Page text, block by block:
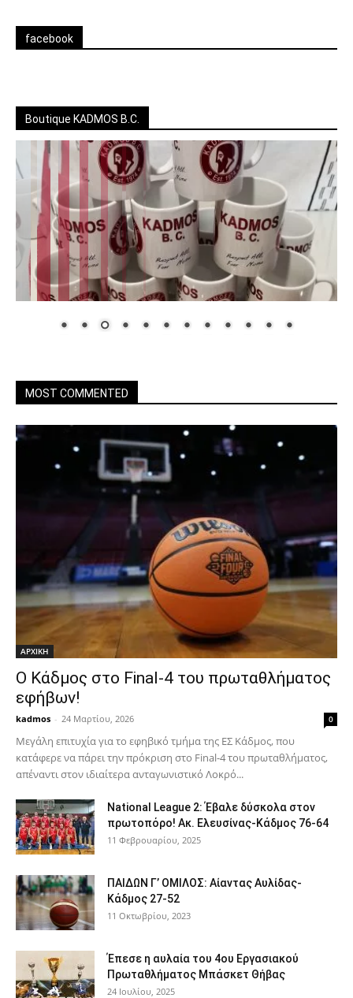
facebook
Boutique KADMOS B.C.
MOST COMMENTED
ΑΡΧΙΚΗ
Ο Κάδμος στο Final-4 του πρωταθλήματος
εφήβων!
kadmos - 24 Μαρτίου, 2026 0
Μεγάλη επιτυχία για το εφηβικό τμήμα της ΕΣ Κάδμος, που
κατάφερε να πάρει την πρόκριση στο Final-4 του πρωταθλήματος,
απέναντι στον ιδιαίτερα ανταγωνιστικό Λοκρό...
National League 2: Έβαλε δύσκολα στον
πρωτοπόρο! Ακ. Ελευσίνας-Κάδμος 76-64
11 Φεβρουαρίου, 2025
ΠΑΙΔΩΝ Γ’ ΟΜΙΛΟΣ: Αίαντας Αυλίδας-
Κάδμος 27-52
11 Οκτωβρίου, 2023
Έπεσε η αυλαία του 4ου Εργασιακού
Πρωταθλήματος Μπάσκετ Θήβας
24 Ιουλίου, 2025